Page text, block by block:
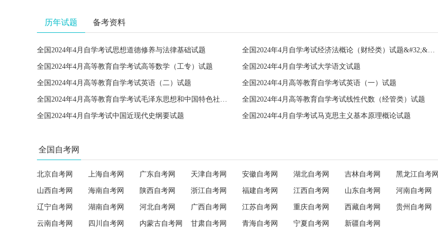
历年试题 备考资料
全国2024年4月自学考试思想道德修养与法律基础试题 全国2024年4月自学考试经济法概论（财经类）试题&#32;&#32;
全国2024年4月高等教育自学考试高等数学（工专）试题 全国2024年4月自学考试大学语文试题
全国2024年4月高等教育自学考试英语（二）试题 全国2024年4月高等教育自学考试英语（一）试题
全国2024年4月高等教育自学考试毛泽东思想和中国特色社会主义理论体系概论试题 全国2024年4月高等教育自学考试线性代数（经管类）试题
全国2024年4月自学考试中国近现代史纲要试题 全国2024年4月自学考试马克思主义基本原理概论试题
全国自考网
北京自考网 上海自考网 广东自考网 天津自考网 安徽自考网 湖北自考网 吉林自考网 黑龙江自考网
山西自考网 海南自考网 陕西自考网 浙江自考网 福建自考网 江西自考网 山东自考网 河南自考网
辽宁自考网 湖南自考网 河北自考网 广西自考网 江苏自考网 重庆自考网 西藏自考网 贵州自考网
云南自考网 四川自考网 内蒙古自考网 甘肃自考网 青海自考网 宁夏自考网 新疆自考网